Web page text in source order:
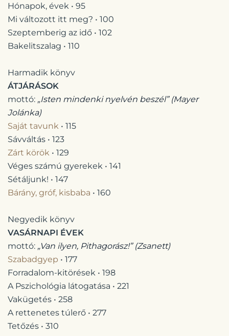
Hónapok, évek • 95
Mi változott itt meg? • 100
Szeptemberig az idő • 102
Bakelitszalag • 110
Harmadik könyv
ÁTJÁRÁSOK
mottó: „Isten mindenki nyelvén beszél” (Mayer
Jolánka)
Saját tavunk • 115
Sávváltás • 123
Zárt körök • 129
Véges számú gyerekek • 141
Sétáljunk! • 147
Bárány, gróf, kisbaba • 160
Negyedik könyv
VASÁRNAPI ÉVEK
mottó: „Van ilyen, Pithagorász!” (Zsanett)
Szabadgyep • 177
Forradalom-kitörések • 198
A Pszichológia látogatása • 221
Vakügetés • 258
A rettenetes túlerő • 277
Tetőzés • 310